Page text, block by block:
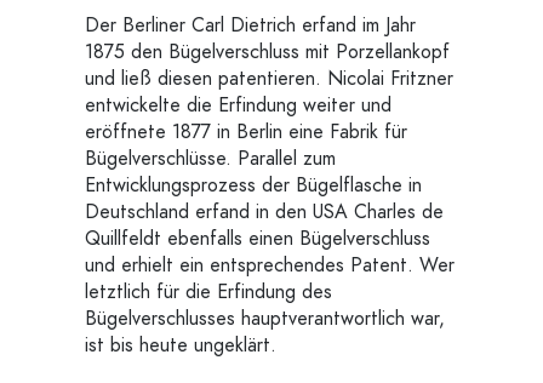
Der Berliner Carl Dietrich erfand im Jahr
1875 den Bügelverschluss mit Porzellankopf
und ließ diesen patentieren. Nicolai Fritzner
entwickelte die Erfindung weiter und
eröffnete 1877 in Berlin eine Fabrik für
Bügelverschlüsse. Parallel zum
Entwicklungsprozess der Bügelflasche in
Deutschland erfand in den USA Charles de
Quillfeldt ebenfalls einen Bügelverschluss
und erhielt ein entsprechendes Patent. Wer
letztlich für die Erfindung des
Bügelverschlusses hauptverantwortlich war,
ist bis heute ungeklärt.